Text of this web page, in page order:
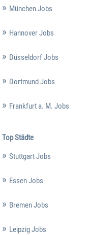
München Jobs
Hannover Jobs
Düsseldorf Jobs
Dortmund Jobs
Frankfurt a. M. Jobs
Top Städte
Stuttgart Jobs
Essen Jobs
Bremen Jobs
Leipzig Jobs